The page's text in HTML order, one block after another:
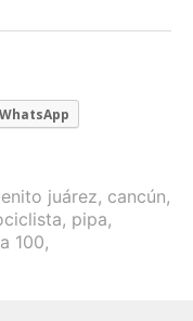
WhatsApp
juárez, cancún,
, pipa,
100,